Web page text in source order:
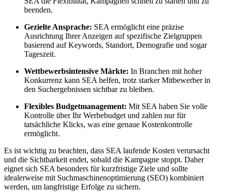
beenden.
Gezielte Ansprache: SEA ermöglicht eine präzise
Ausrichtung Ihrer Anzeigen auf spezifische Zielgruppen
basierend auf Keywords, Standort, Demografie und sogar
Tageszeit.
Wettbewerbsintensive Märkte: In Branchen mit hoher
Konkurrenz kann SEA helfen, trotz starker Mitbewerber in
den Suchergebnissen sichtbar zu bleiben.
Flexibles Budgetmanagement: Mit SEA haben Sie volle
Kontrolle über Ihr Werbebudget und zahlen nur für
tatsächliche Klicks, was eine genaue Kostenkontrolle
ermöglicht.
Es ist wichtig zu beachten, dass SEA laufende Kosten verursacht
und die Sichtbarkeit endet, sobald die Kampagne stoppt. Daher
eignet sich SEA besonders für kurzfristige Ziele und sollte
idealerweise mit Suchmaschinenoptimierung (SEO) kombiniert
werden, um langfristige Erfolge zu sichern.